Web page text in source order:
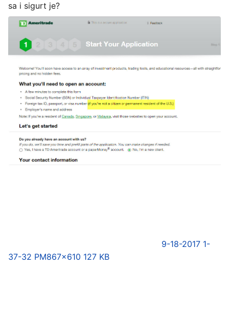
sa i sigurt je?
9-18-2017 1-
37-32 PM867×610 127 KB